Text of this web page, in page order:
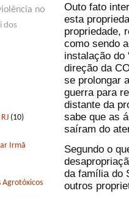
no
dos
(10)
Irmã
Agrotóxicos
Outo fato
esta
propriedade,
como sendo
instalação do
direção da
se prolongar
guerra para
distante da
sabe que as
saíram do
Segundo o
da família do
outros